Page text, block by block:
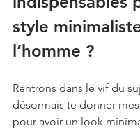
style
l’homme ?
Rentrons dans le vif du
désormais te donner
pour avoir un look